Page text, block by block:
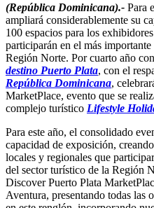
(República Dominicana).- Para
ampliará considerablemente su
100 espacios para los
participarán en el más
Región Norte. Por cuarto año
destino Puerto Plata, con el
República Dominicana,
MarketPlace, evento que se
complejo turístico Lifestyle
Para este año, el consolidado
capacidad de exposición,
locales y regionales que
del sector turístico de la Región
Discover Puerto Plata
Aventura, presentando todas las